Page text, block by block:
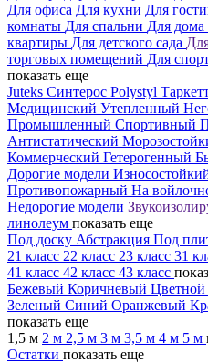
Для офиса Для кухни Для
комнаты Для спальни Для дома
квартиры Для детского сада
торговых помещений Для
показать еще
Juteks Синтерос Polystyl
Медицинский Утепленный
Промышленный Спортивный
Антистатический
Коммерческий Гетерогенный
Дорогие модели
Противопожарный На
Недорогие модели
линолеум показать еще
Под доску Абстракция Под
21 класс 22 класс 23 класс 31
41 класс 42 класс 43 класс
Бежевый Коричневый Цветной
Зеленый Синий Оранжевый
показать еще
1,5 м 2 м 2,5 м 3 м 3,5 м 4 м 5 м
Остатки показать еще